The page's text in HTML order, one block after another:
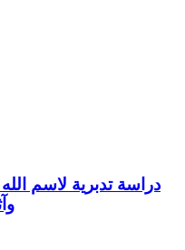
دراسة تدبرية لاسم